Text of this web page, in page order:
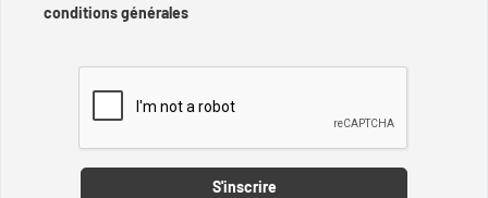
conditions générales
S'inscrire